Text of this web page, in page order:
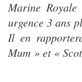
Marine
urgence 3 ans
Il en
Mum » et «